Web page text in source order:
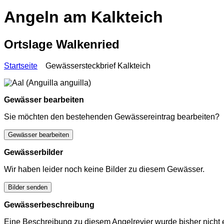
Angeln am Kalkteich
Ortslage Walkenried
Startseite Gewässersteckbrief Kalkteich
Gewässer bearbeiten
Sie möchten den bestehenden Gewässereintrag bearbeiten?
Gewässer bearbeiten
Gewässerbilder
Wir haben leider noch keine Bilder zu diesem Gewässer.
Bilder senden
Gewässerbeschreibung
Eine Beschreibung zu diesem Angelrevier wurde bisher nicht